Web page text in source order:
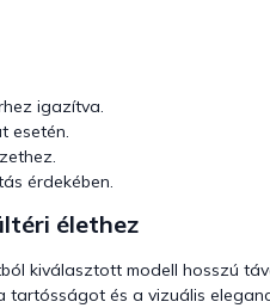
igazítva.
esetén.
érdekében.
élethez
kiválasztott modell hosszú
tartósságot és a vizuális